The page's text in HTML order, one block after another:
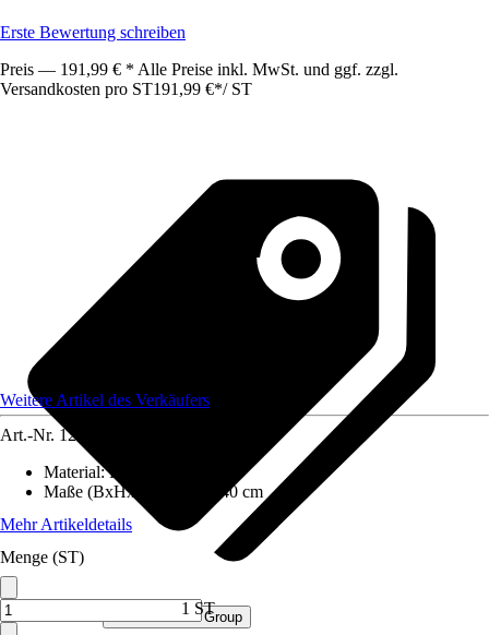
Erste Bewertung schreiben
Preis — 191,99 € * Alle Preise inkl. MwSt. und ggf. zzgl.
Versandkosten pro ST191,99 €*/ ST
Verkauf durch: Procommerce Group
Weitere Artikel des Verkäufers
Art.-Nr. 12585423
Material:Holz
Maße (BxHxT)
72x119x40 cm
Mehr Artikeldetails
Menge (ST)
1 ST